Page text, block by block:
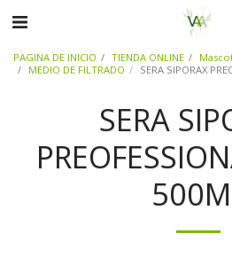
PAGINA DE INICIO TIENDA ONLINE
MEDIO DE FILTRADO
SERA SIPORAX
SERA